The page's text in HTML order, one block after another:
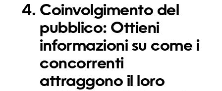
Coinvolgimento del
pubblico: Ottieni
informazioni su come i
concorrenti
attraggono il loro